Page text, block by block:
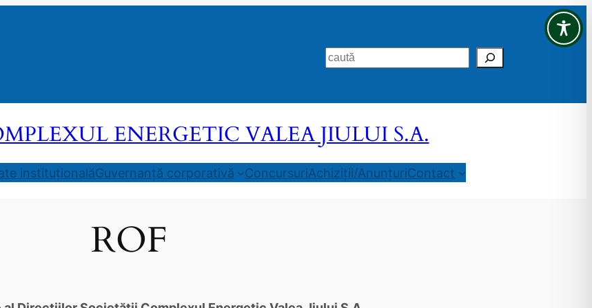
Search
ENERGETIC VALEA JIULUI S.A.
instituționalăGuvernanță corporativă ConcursuriAchiziții/AnunțuriContact
ROF